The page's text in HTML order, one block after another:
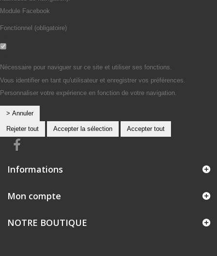
Module Facebook
Fonctionnel (obligatoire)
Nécessaire pour naviguer sur ce site et utiliser ses fonctions.
Vous identifier en tant qu'utilisateur et enregistrer vos préférences.
Personnaliser votre expérience en fonction de votre navigation.
> Annuler
Rejeter tout Accepter la sélection Accepter tout
Informations
Mon compte
NOTRE BOUTIQUE